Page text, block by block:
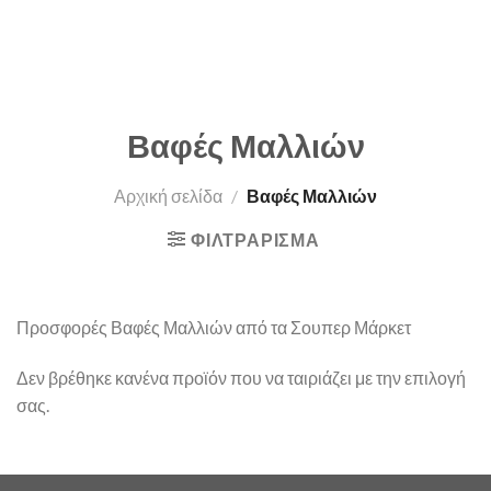
Βαφές Μαλλιών
Αρχική σελίδα / Βαφές Μαλλιών
ΦΙΛΤΡΆΡΙΣΜΑ
Προσφορές Βαφές Μαλλιών από τα Σουπερ Μάρκετ
Δεν βρέθηκε κανένα προϊόν που να ταιριάζει με την επιλογή
σας.